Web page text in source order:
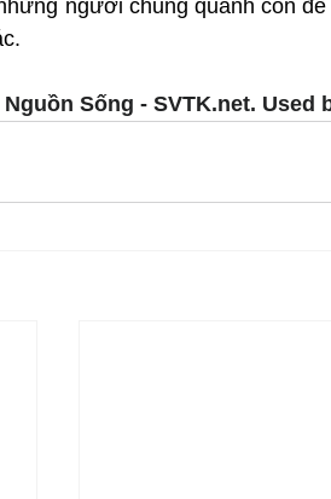
người chung quanh con
Nguồn Sống - SVTK.net. Used